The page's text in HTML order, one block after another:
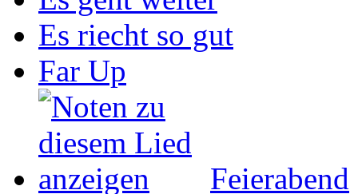
Es riecht so gut
Far Up
Feierabend